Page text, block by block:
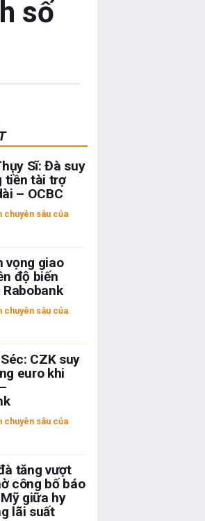
số
Sĩ: Đà suy
tiền tài trợ
– OCBC
chuyên sâu của
vọng giao
độ biến
chuyên sâu của
CZK suy
euro khi
chuyên sâu của
tăng vượt
công bố báo
giữa hy
lãi suất